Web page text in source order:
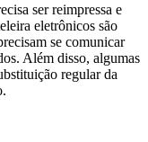
ser reimpressa e
eletrônicos são
se comunicar
Além disso, algumas
regular da